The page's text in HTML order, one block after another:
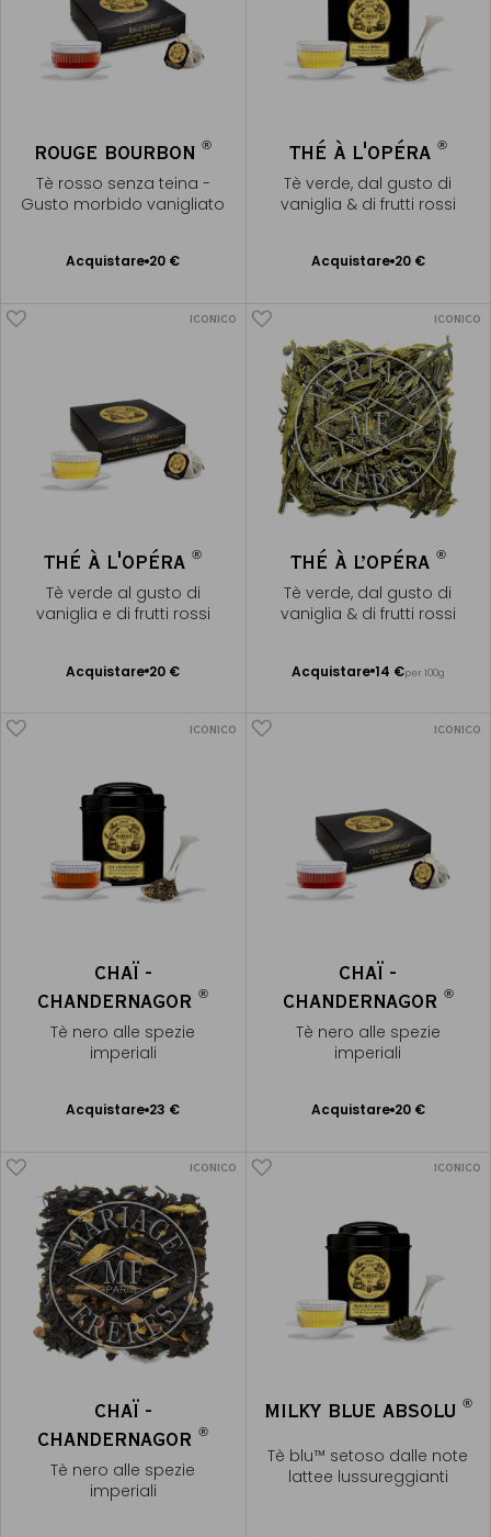
ROUGE BOURBON®
Tè rosso senza teina -
Gusto morbido vanigliato
Acquistare 20 €
Aggiungere
THÉ À L'OPÉRA ®
Tè verde, dal gusto di
vaniglia & di frutti rossi
Acquistare 20 €
Aggiungere
ICONICO
THÉ À L'OPÉRA®
Tè verde al gusto di
vaniglia e di frutti rossi
Acquistare 20 €
Aggiungere
ICONICO
THÉ À L’OPÉRA ®
Tè verde, dal gusto di
vaniglia & di frutti rossi
Acquistare 14 €per 100g
Aggiungere
ICONICO
CHAÏ -
CHANDERNAGOR®
Tè nero alle spezie
imperiali
Acquistare 23 €
Aggiungere
ICONICO
CHAÏ -
CHANDERNAGOR ®
Tè nero alle spezie
imperiali
Acquistare 20 €
Aggiungere
ICONICO
CHAÏ -
CHANDERNAGOR®
Tè nero alle spezie
imperiali
ICONICO
MILKY BLUE ABSOLU ®
Tè blu™ setoso dalle note
lattee lussureggianti